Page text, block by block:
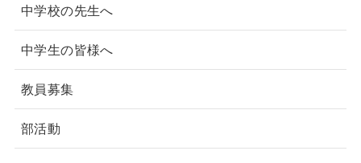
中学校の先生へ
中学生の皆様へ
教員募集
部活動